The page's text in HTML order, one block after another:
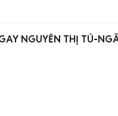
NGUYỄN THỊ TÚ-